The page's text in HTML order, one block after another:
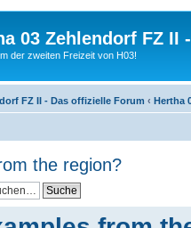
03 Zehlendorf FZ II
der zweiten Freizeit von H03!
FZ II - Das offizielle Forum ‹ Hertha
the region?